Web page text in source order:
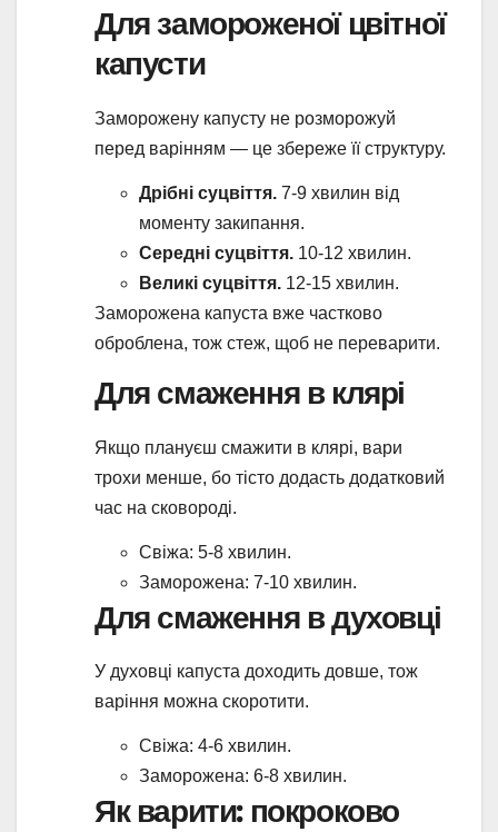
Для замороженої цвітної
капусти
Заморожену капусту не розморожуй
перед варінням — це збереже її структуру.
Дрібні суцвіття. 7-9 хвилин від
моменту закипання.
Середні суцвіття. 10-12 хвилин.
Великі суцвіття. 12-15 хвилин.
Заморожена капуста вже частково
оброблена, тож стеж, щоб не переварити.
Для смаження в клярі
Якщо плануєш смажити в клярі, вари
трохи менше, бо тісто додасть додатковий
час на сковороді.
Свіжа: 5-8 хвилин.
Заморожена: 7-10 хвилин.
Для смаження в духовці
У духовці капуста доходить довше, тож
варіння можна скоротити.
Свіжа: 4-6 хвилин.
Заморожена: 6-8 хвилин.
Як варити: покроково